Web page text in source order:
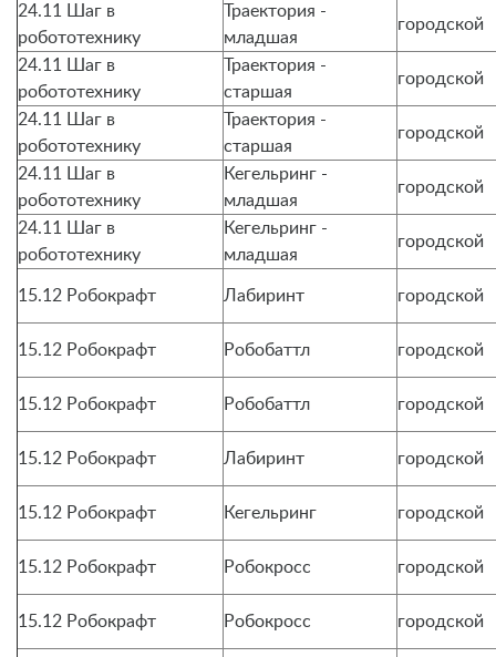
24.11 Шаг в
робототехнику
Траектория -
младшая
городской
24.11 Шаг в
робототехнику
Траектория -
старшая
городской
24.11 Шаг в
робототехнику
Траектория -
старшая
городской
24.11 Шаг в
робототехнику
Кегельринг -
младшая
городской
24.11 Шаг в
робототехнику
Кегельринг -
младшая
городской
15.12 Робокрафт Лабиринт городской
15.12 Робокрафт Робобаттл городской
15.12 Робокрафт Робобаттл городской
15.12 Робокрафт Лабиринт городской
15.12 Робокрафт Кегельринг городской
15.12 Робокрафт Робокросс городской
15.12 Робокрафт Робокросс городской